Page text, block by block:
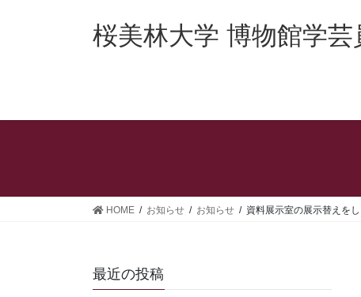
ス
ン
桜美林大学 博物館学芸
HOME お知らせ お知らせ 資料展示室の展示替えをし
最近の投稿